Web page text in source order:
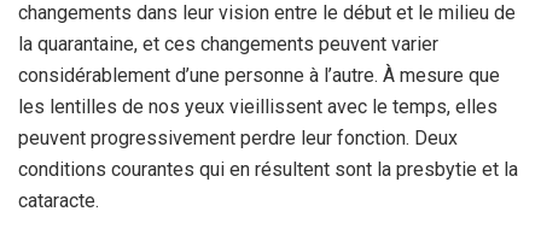
changements dans leur vision entre le début et le milieu de
la quarantaine, et ces changements peuvent varier
considérablement d’une personne à l’autre. À mesure que
les lentilles de nos yeux vieillissent avec le temps, elles
peuvent progressivement perdre leur fonction. Deux
conditions courantes qui en résultent sont la presbytie et la
cataracte.